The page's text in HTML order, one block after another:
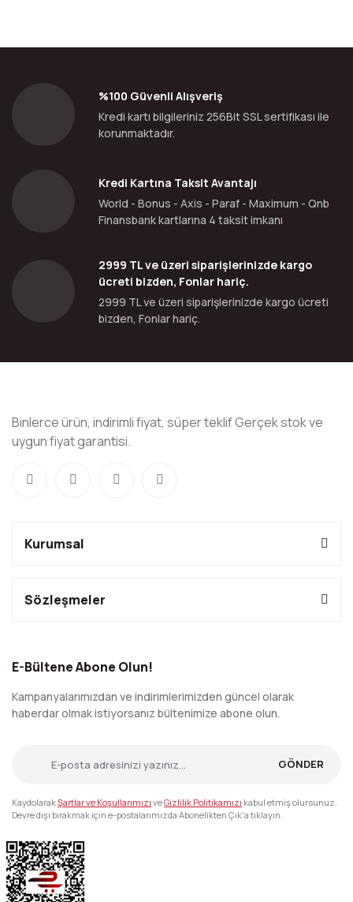
%100 Güvenli Alışveriş
Kredi kartı bilgileriniz 256Bit SSL sertifikası ile
korunmaktadır.
Kredi Kartına Taksit Avantajı
World - Bonus - Axis - Paraf - Maximum - Qnb
Finansbank kartlarına 4 taksit imkanı
2999 TL ve üzeri siparişlerinizde kargo
ücreti bizden, Fonlar hariç.
2999 TL ve üzeri siparişlerinizde kargo ücreti
bizden, Fonlar hariç.
Binlerce ürün, indirimli fiyat, süper teklif Gerçek stok ve
uygun fiyat garantisi.
Kurumsal
Sözleşmeler
E-Bültene Abone Olun!
Kampanyalarımızdan ve indirimlerimizden güncel olarak
haberdar olmak istiyorsanız bültenimize abone olun.
GÖNDER
KaydolarakŞartlar ve Koşullarımızı veGizlilik Politikamızı kabul etmiş olursunuz.
Devre dışı bırakmak için e-postalarımızda Abonelikten Çık'a tıklayın.